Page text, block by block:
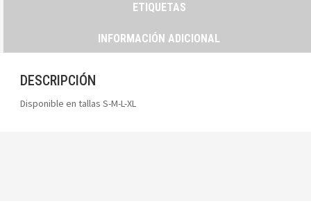
ETIQUETAS
INFORMACIÓN ADICIONAL
DESCRIPCIÓN
Disponible en tallas S-M-L-XL